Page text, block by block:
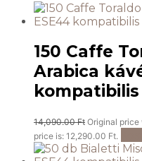
150 Caffe
Arabica
kompatibilis
14,090.00Ft Original
price is: 12,290.00 Ft.